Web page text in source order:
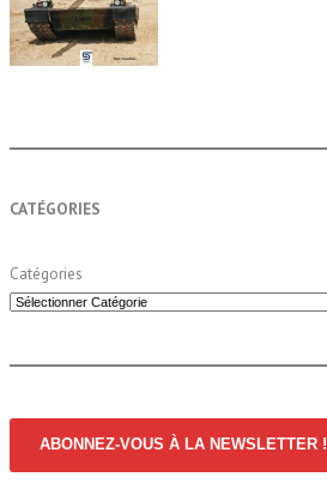
CATÉGORIES
Catégories
ABONNEZ-VOUS À LA NEWSLETTER !